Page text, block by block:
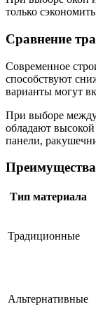
только
Сравнение
Современное
способствуют
варианты могут
При выборе
обладают
панели,
Тип материала
Традиционные
Альтернативные